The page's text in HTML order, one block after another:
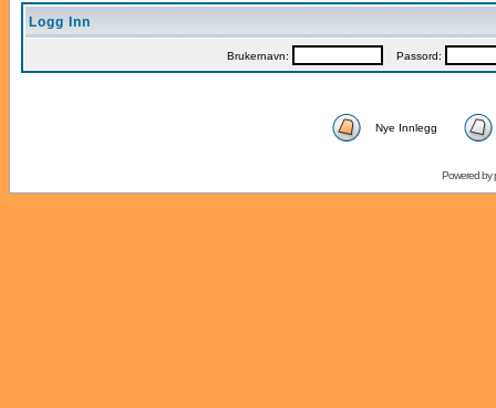
Logg Inn
Brukernavn: Passord:
Nye Innlegg
Powered by